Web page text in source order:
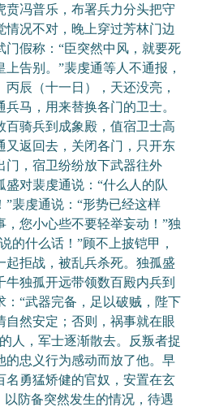
贲冯普乐，布署兵力分头把守
情况不对，晚上穿过芳林门边
门假称：“臣突然中风，就要死
告别。”裴虔通等人不通报，
辰（十一日），天还没亮，
马，用来替换各门的卫士。
百骑兵到成象殿，值宿卫士高
又返回去，关闭各门，只开东
门，宿卫纷纷放下武器往外
盛对裴虔通说：“什么人的队
”裴虔通说：“形势已经这样
，您小心些不要轻举妄动！”独
的什么话！”顾不上披铠甲，
起拒战，被乱兵杀死。独孤盛
牛独孤开远带领数百殿内兵到
：“武器完备，足以破贼，陛下
自然安定；否则，祸事就在眼
人，军士逐渐散去。反叛者捉
的忠义行为感动而放了他。早
名勇猛矫健的官奴，安置在玄
以防备突然发生的情况，待遇